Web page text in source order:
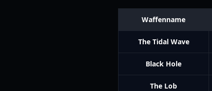
Waffenname
The Tidal Wave
Black Hole
The Lob